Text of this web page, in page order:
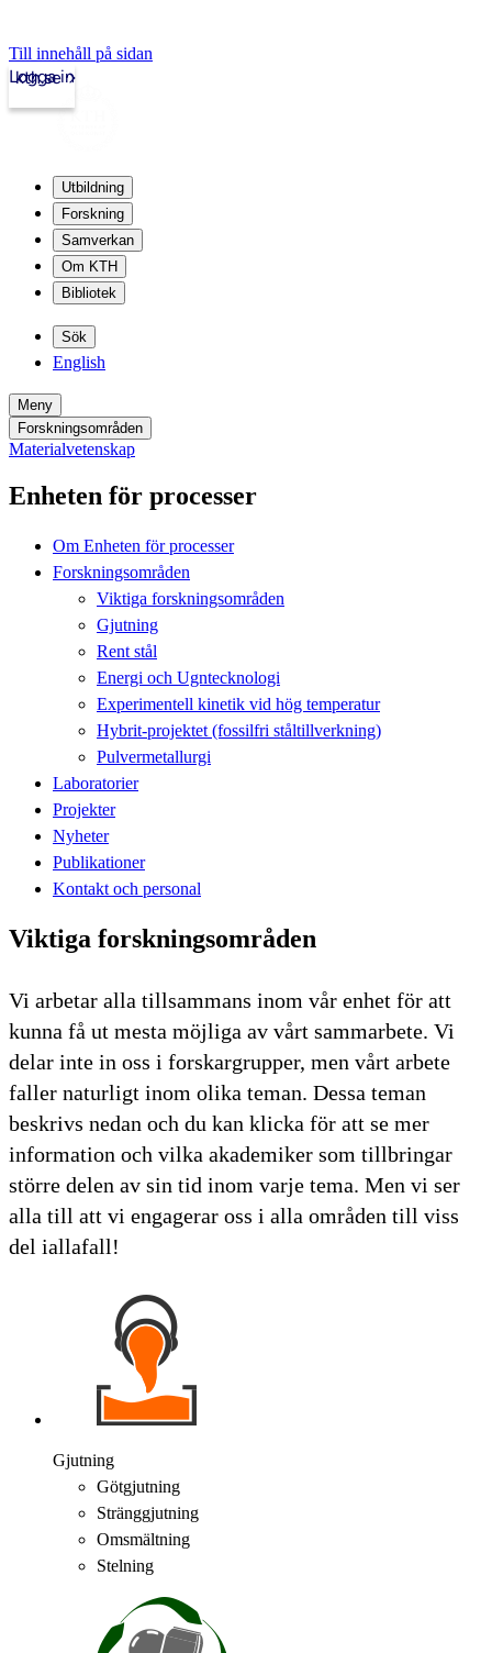
Till innehåll på sidan
kth.se
Logga in
Utbildning
Forskning
Samverkan
Om KTH
Bibliotek
Sök
English
Meny
Forskningsområden
Materialvetenskap
Enheten för processer
Om Enheten för processer
Forskningsområden
Viktiga forskningsområden
Gjutning
Rent stål
Energi och Ugntecknologi
Experimentell kinetik vid hög temperatur
Hybrit-projektet (fossilfri ståltillverkning)
Pulvermetallurgi
Laboratorier
Projekter
Nyheter
Publikationer
Kontakt och personal
Viktiga forskningsområden
Vi arbetar alla tillsammans inom vår enhet för att
kunna få ut mesta möjliga av vårt sammarbete. Vi
delar inte in oss i forskargrupper, men vårt arbete
faller naturligt inom olika teman. Dessa teman
beskrivs nedan och du kan klicka för att se mer
information och vilka akademiker som tillbringar
större delen av sin tid inom varje tema. Men vi ser
alla till att vi engagerar oss i alla områden till viss
del iallafall!
Gjutning
Götgjutning
Stränggjutning
Omsmältning
Stelning